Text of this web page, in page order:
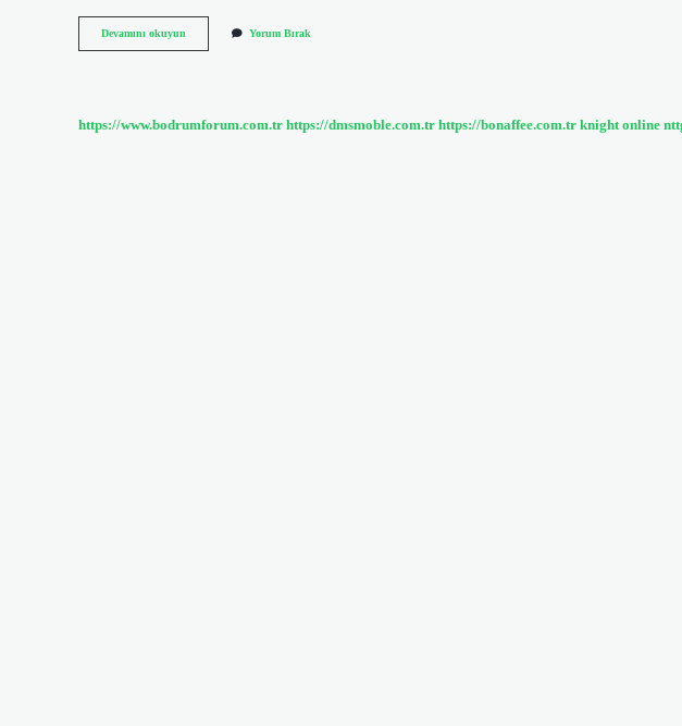
Devamını okuyun
Yetkilisi
Yorum Bırak
https://www.bodrumforum.com.tr https://dmsmoble.com.tr https://bonaffee.com.tr knight online